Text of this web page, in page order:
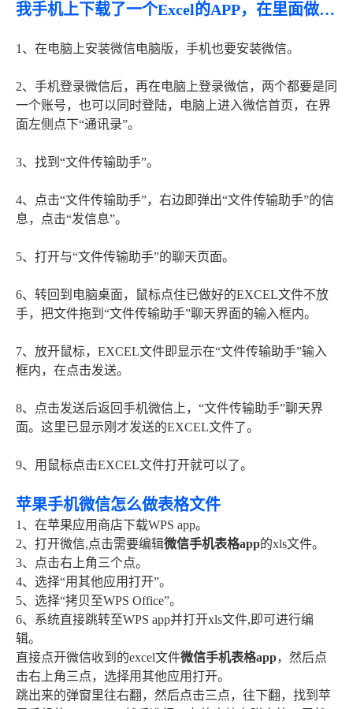
我手机上下载了一个Excel的APP，在里面做的表格怎么传到微信或者电脑上
1、在电脑上安装微信电脑版，手机也要安装微信。
2、手机登录微信后，再在电脑上登录微信，两个都要是同
一个账号，也可以同时登陆，电脑上进入微信首页，在界
面左侧点下“通讯录”。
3、找到“文件传输助手”。
4、点击“文件传输助手”，右边即弹出“文件传输助手”的信
息，点击“发信息”。
5、打开与“文件传输助手”的聊天页面。
6、转回到电脑桌面，鼠标点住已做好的EXCEL文件不放
手，把文件拖到“文件传输助手”聊天界面的输入框内。
7、放开鼠标，EXCEL文件即显示在“文件传输助手”输入
框内，在点击发送。
8、点击发送后返回手机微信上，“文件传输助手”聊天界
面。这里已显示刚才发送的EXCEL文件了。
9、用鼠标点击EXCEL文件打开就可以了。
苹果手机微信怎么做表格文件
1、在苹果应用商店下载WPS app。
2、打开微信,点击需要编辑微信手机表格app的xls文件。
3、点击右上角三个点。
4、选择“用其他应用打开”。
5、选择“拷贝至WPS Office”。
6、系统直接跳转至WPS app并打开xls文件,即可进行编
辑。
直接点开微信收到的excel文件微信手机表格app，然后点
击右上角三点，选择用其他应用打开。
跳出来的弹窗里往右翻，然后点击三点，往下翻，找到苹